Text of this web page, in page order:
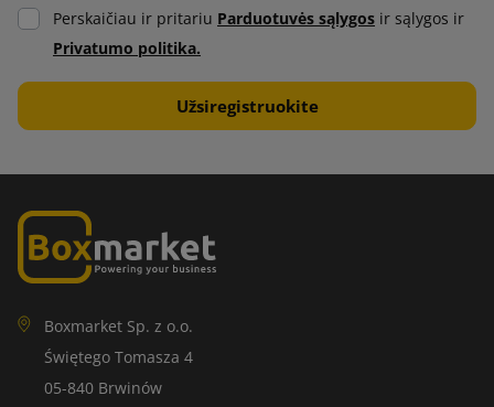
Perskaičiau ir pritariu Parduotuvės sąlygos ir sąlygos ir
Privatumo politika.
Boxmarket Sp. z o.o.
Świętego Tomasza 4
05-840 Brwinów